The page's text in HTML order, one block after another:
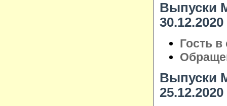
Выпуски
30.12.2020
Гость
Выпуски
25.12.2020